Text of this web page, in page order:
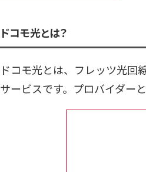
ドコモ光とは？
ドコモ光とは、フレッツ光回
サービスです。プロバイダー